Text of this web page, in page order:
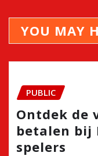
YOU MAY
PUBLIC
Ontdek de
betalen bij
spelers